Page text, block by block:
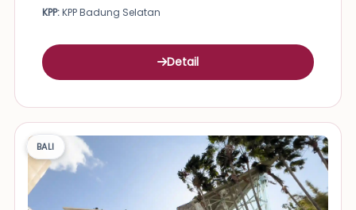
KPP:KPP Badung Selatan
Detail
BALI